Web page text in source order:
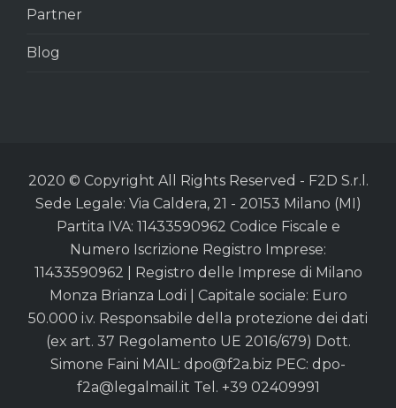
Partner
Blog
2020 © Copyright All Rights Reserved - F2D S.r.l.
Sede Legale: Via Caldera, 21 - 20153 Milano (MI)
Partita IVA: 11433590962 Codice Fiscale e
Numero Iscrizione Registro Imprese:
11433590962 | Registro delle Imprese di Milano
Monza Brianza Lodi | Capitale sociale: Euro
50.000 i.v. Responsabile della protezione dei dati
(ex art. 37 Regolamento UE 2016/679) Dott.
Simone Faini MAIL: dpo@f2a.biz PEC: dpo-
f2a@legalmail.it Tel. +39 02409991